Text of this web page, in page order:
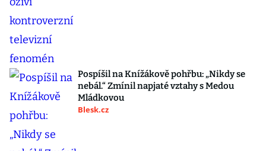
Pospíšil na Knížákově pohřbu: „Nikdy se
nebál.“ Zmínil napjaté vztahy s Medou
Mládkovou
Blesk.cz